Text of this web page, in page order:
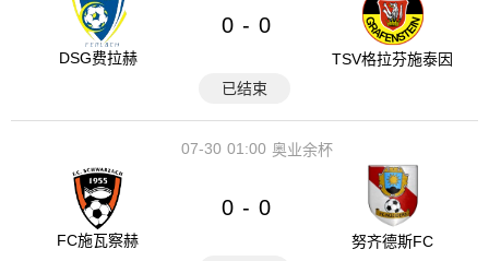
DSG费拉赫
0 - 0
TSV格拉芬施泰因
已结束
01:00
07-30 奥业余杯
FC施瓦察赫
0 - 0
努齐德斯FC